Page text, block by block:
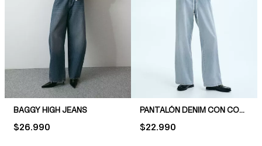
BAGGY HIGH JEANS
PRICE:
$26.990
PANTALÓN DENIM CON CORDÓN DE AJUSTE
PRICE:
$22.990